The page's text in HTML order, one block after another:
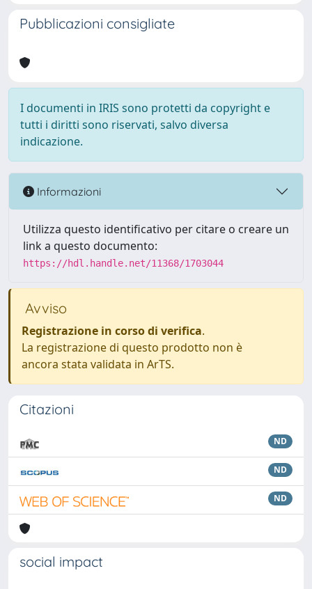
Pubblicazioni consigliate
I documenti in IRIS sono protetti da copyright e
tutti i diritti sono riservati, salvo diversa
indicazione.
Informazioni
Utilizza questo identificativo per citare o creare un
link a questo documento:
https://hdl.handle.net/11368/1703044
Avviso
Registrazione in corso di verifica.
La registrazione di questo prodotto non è
ancora stata validata in ArTS.
Citazioni
ND
ND
ND
social impact